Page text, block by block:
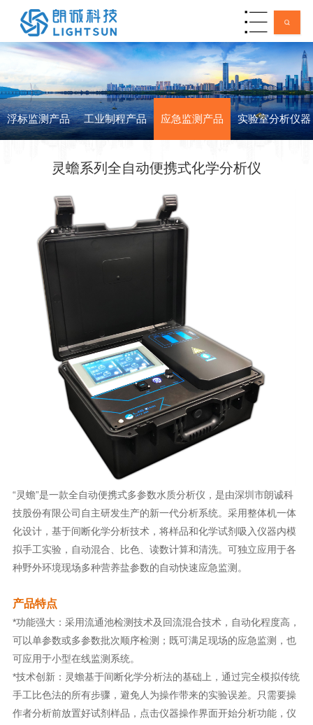
浮标监测产品 工业制程产品 应急监测产品 实验室分析仪器
灵蟾系列全自动便携式化学分析仪
“灵蟾”是一款全自动便携式多参数水质分析仪，是由深圳市朗诚科
技股份有限公司自主研发生产的新一代分析系统。 采用整体机一体
化设计，基于间断化学分析技术，将样品和化学试剂吸入仪器内模
拟手工实验，自动混合、比色、读数计算和清洗。可独立应用于各
种野外环境现场多种营养盐参数的自动快速应急监测。
产品特点
*功能强大：采用流通池检测技术及回流混合技术，自动化程度高，
可以单参数或多参数批次顺序检测；既可满足现场的应急监测，也
可应用于小型在线监测系统。
*技术创新：灵蟾基于间断化学分析法的基础上，通过完全模拟传统
手工比色法的所有步骤，避免人为操作带来的实验误差。只需要操
作者分析前放置好试剂样品，点击仪器操作界面开始分析功能，仪